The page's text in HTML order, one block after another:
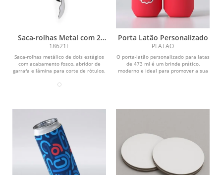
Saca-rolhas Metal com 2
Estágios
18621F
Saca-rolhas metálico de dois estágios
com acabamento fosco, abridor de
garrafa e lâmina para corte de rótulos.
Porta Latão Personalizado
PLATAO
O porta-latão personalizado para latas
de 473 ml é um brinde prático,
moderno e ideal para promover a sua